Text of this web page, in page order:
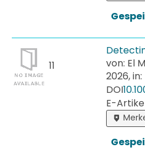
11
von: El
2026, in:
DOI
E-